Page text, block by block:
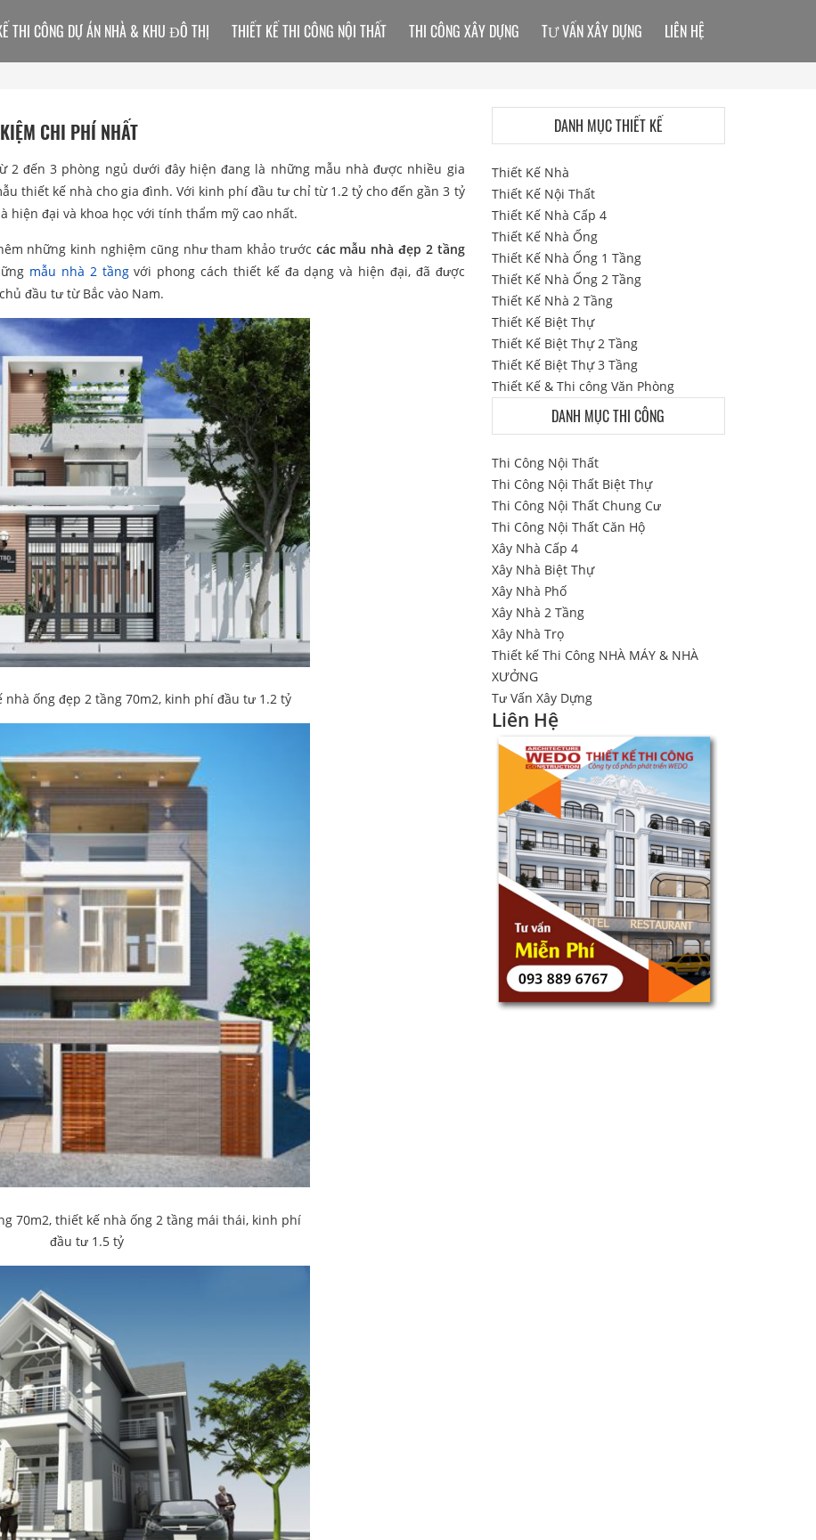
CHI PHÍ NHẤT
2 đến 3 phòng ngủ dưới đây hiện đang là những mẫu nhà được nhiều gia
thiết kế nhà cho gia đình. Với kinh phí đầu tư chỉ từ 1.2 tỷ cho đến gần 3 tỷ
hiện đại và khoa học với tính thẩm mỹ cao nhất.
những kinh nghiệm cũng như tham khảo trước các mẫu nhà đẹp 2 tầng
mẫu nhà 2 tầngvới phong cách thiết kế đa dạng và hiện đại, đã được
đầu tư từ Bắc vào Nam.
nhà ống đẹp 2 tầng 70m2, kinh phí đầu tư 1.2 tỷ
70m2, thiết kế nhà ống 2 tầng mái thái, kinh phí
đầu tư 1.5 tỷ
THI CÔNG DỰ ÁN NHÀ & KHU ĐÔ THỊ THIẾT KẾ THI CÔNG NỘI THẤT THI CÔNG XÂY DỰNG TƯ VẤN XÂY DỰNG LIÊN HỆ
DANH MỤC THIẾT KẾ
Thiết Kế Nhà
Thiết Kế Nội Thất
Thiết Kế Nhà Cấp 4
Thiết Kế Nhà Ống
Thiết Kế Nhà Ống 1 Tầng
Thiết Kế Nhà Ống 2 Tầng
Thiết Kế Nhà 2 Tầng
Thiết Kế Biệt Thự
Thiết Kế Biệt Thự 2 Tầng
Thiết Kế Biệt Thự 3 Tầng
Thiết Kế & Thi công Văn Phòng
DANH MỤC THI CÔNG
Thi Công Nội Thất
Thi Công Nội Thất Biệt Thự
Thi Công Nội Thất Chung Cư
Thi Công Nội Thất Căn Hộ
Xây Nhà Cấp 4
Xây Nhà Biệt Thự
Xây Nhà Phố
Xây Nhà 2 Tầng
Xây Nhà Trọ
Thiết kế Thi Công NHÀ MÁY & NHÀ
XƯỞNG
Tư Vấn Xây Dựng
Liên Hệ